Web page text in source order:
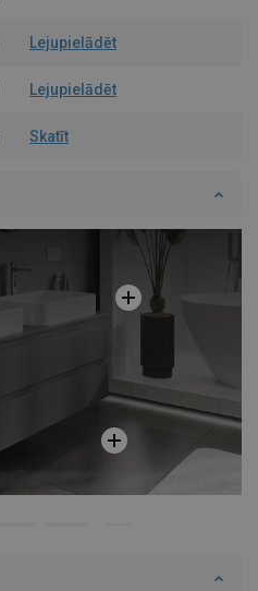
Lejupielādēt
Lejupielādēt
Skatīt